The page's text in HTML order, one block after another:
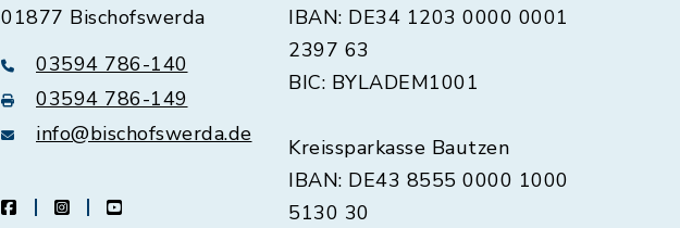
01877 Bischofswerda
03594 786-140
03594 786-149
info@bischofswerda.de
facebookinstagramyoutube
IBAN: DE34 1203 0000 0001
2397 63
BIC: BYLADEM1001
Kreissparkasse Bautzen
IBAN: DE43 8555 0000 1000
5130 30